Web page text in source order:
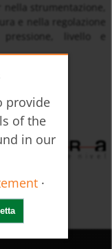
strumentazione,
e nella regolazione
livello e
provide
of the
in our
·